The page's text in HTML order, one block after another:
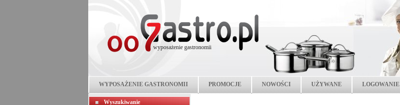
wyposażenie gastronomii
WYPOSAŻENIE GASTRONOMII PROMOCJE NOWOŚCI UŻYWANE LOGOWANIE
Wyszukiwanie